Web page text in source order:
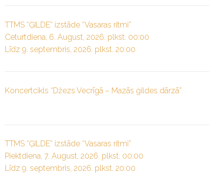
TTMS “ĢILDE” izstāde “Vasaras ritmi”
Ceturtdiena, 6. August, 2026. plkst. 00:00
Līdz 9. septembris, 2026. plkst. 20:00
Koncertcikls “Džezs Vecrīgā – Mazās ģildes dārzā”
TTMS “ĢILDE” izstāde “Vasaras ritmi”
Piektdiena, 7. August, 2026. plkst. 00:00
Līdz 9. septembris, 2026. plkst. 20:00